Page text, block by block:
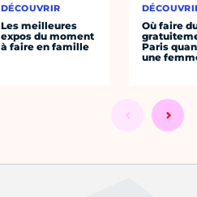
DÉCOUVRIR
Les meilleures
expos du moment
à faire en famille
Où faire
Paris
une